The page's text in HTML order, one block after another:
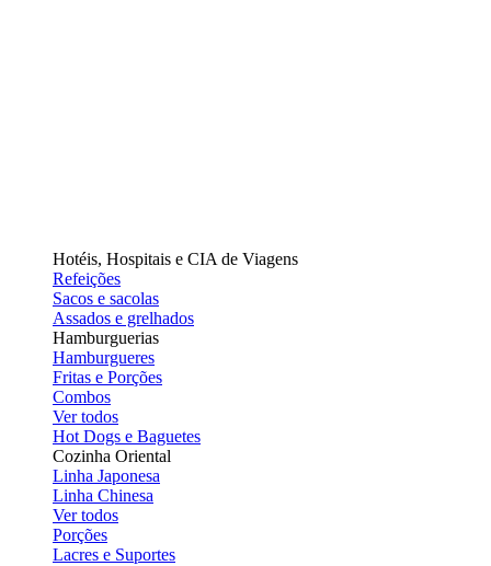
Hotéis, Hospitais e CIA de Viagens
Refeições
Sacos e sacolas
Assados e grelhados
Hamburguerias
Hamburgueres
Fritas e Porções
Combos
Ver todos
Hot Dogs e Baguetes
Cozinha Oriental
Linha Japonesa
Linha Chinesa
Ver todos
Porções
Lacres e Suportes